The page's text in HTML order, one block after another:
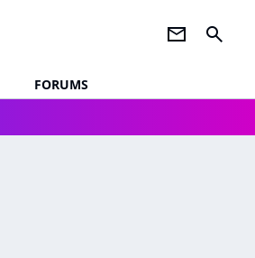
newsletter search
FORUMS